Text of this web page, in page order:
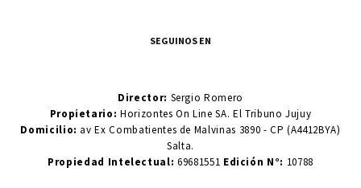
SEGUINOS EN
Director: Sergio Romero
Propietario:Horizontes On Line SA. El Tribuno Jujuy
Domicilio: av Ex Combatientes de Malvinas 3890 - CP (A4412BYA)
Salta.
Propiedad Intelectual: 69681551 Edición N°: 10788